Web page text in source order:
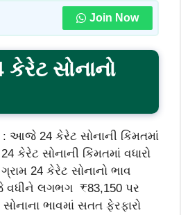
Join Now
સોનાનો
: આજે 24 કેરેટ સોનાની કિંમતમાં
કેરેટ સોનાની કિંમતમાં વધારો
24 કેરેટ સોનાનો ભાવ
લગભગ ₹83,150 પર
ભાવમાં સતત ફેરફારો